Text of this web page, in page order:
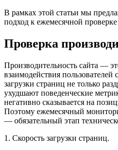
В рамках этой статьи мы
подход к ежемесячной проверке
Проверка
Производительность сайта —
взаимодействия
загрузки страниц не только
ухудшают поведенческие
негативно сказывается на
Поэтому ежемесячный
— обязательный этап
1. Скорость загрузки страниц.